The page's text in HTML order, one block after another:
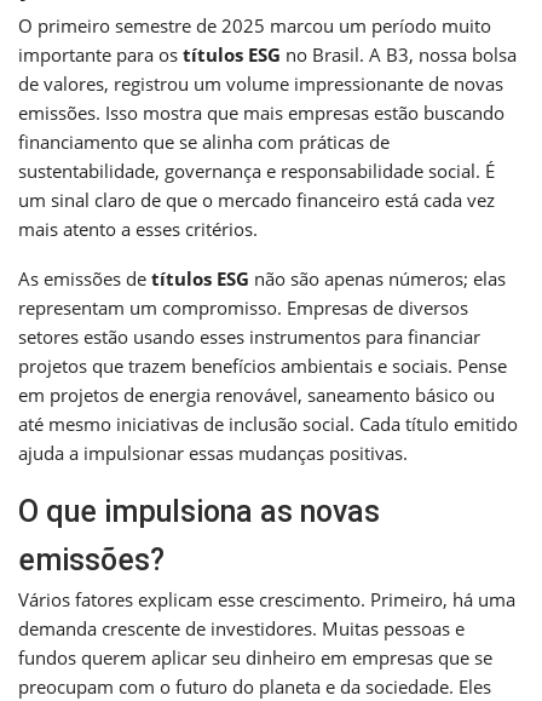
O primeiro semestre de 2025 marcou um período muito
importante para os títulos ESG no Brasil. A B3, nossa bolsa
de valores, registrou um volume impressionante de novas
emissões. Isso mostra que mais empresas estão buscando
financiamento que se alinha com práticas de
sustentabilidade, governança e responsabilidade social. É
um sinal claro de que o mercado financeiro está cada vez
mais atento a esses critérios.
As emissões de títulos ESG não são apenas números; elas
representam um compromisso. Empresas de diversos
setores estão usando esses instrumentos para financiar
projetos que trazem benefícios ambientais e sociais. Pense
em projetos de energia renovável, saneamento básico ou
até mesmo iniciativas de inclusão social. Cada título emitido
ajuda a impulsionar essas mudanças positivas.
O que impulsiona as novas
emissões?
Vários fatores explicam esse crescimento. Primeiro, há uma
demanda crescente de investidores. Muitas pessoas e
fundos querem aplicar seu dinheiro em empresas que se
preocupam com o futuro do planeta e da sociedade. Eles